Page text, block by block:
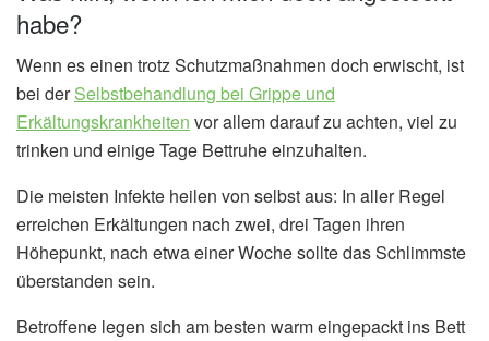
habe?
Wenn es einen trotz Schutzmaßnahmen doch erwischt, ist
bei derSelbstbehandlung bei Grippe und
Erkältungskrankheiten vor allem darauf zu achten, viel zu
trinken und einige Tage Bettruhe einzuhalten.
Die meisten Infekte heilen von selbst aus: In aller Regel
erreichen Erkältungen nach zwei, drei Tagen ihren
Höhepunkt, nach etwa einer Woche sollte das Schlimmste
überstanden sein.
Betroffene legen sich am besten warm eingepackt ins Bett